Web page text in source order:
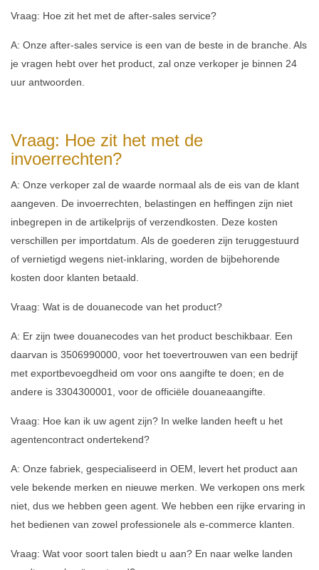
Vraag: Hoe zit het met de after-sales service?
A: Onze after-sales service is een van de beste in de branche. Als
je vragen hebt over het product, zal onze verkoper je binnen 24
uur antwoorden.
Vraag: Hoe zit het met de
invoerrechten?
A: Onze verkoper zal de waarde normaal als de eis van de klant
aangeven. De invoerrechten, belastingen en heffingen zijn niet
inbegrepen in de artikelprijs of verzendkosten. Deze kosten
verschillen per importdatum. Als de goederen zijn teruggestuurd
of vernietigd wegens niet-inklaring, worden de bijbehorende
kosten door klanten betaald.
Vraag: Wat is de douanecode van het product?
A: Er zijn twee douanecodes van het product beschikbaar. Een
daarvan is 3506990000, voor het toevertrouwen van een bedrijf
met exportbevoegdheid om voor ons aangifte te doen; en de
andere is 3304300001, voor de officiële douaneaangifte.
Vraag: Hoe kan ik uw agent zijn? In welke landen heeft u het
agentencontract ondertekend?
A: Onze fabriek, gespecialiseerd in OEM, levert het product aan
vele bekende merken en nieuwe merken. We verkopen ons merk
niet, dus we hebben geen agent. We hebben een rijke ervaring in
het bedienen van zowel professionele als e-commerce klanten.
Vraag: Wat voor soort talen biedt u aan? En naar welke landen